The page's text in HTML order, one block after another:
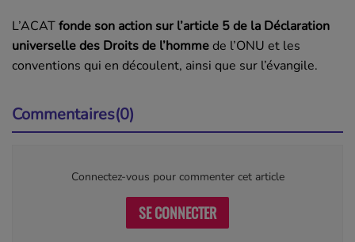
L’ACATfonde son action sur l’article 5 de la Déclaration
universelle des Droits de l’hommede l’ONU et les
conventions qui en découlent, ainsi que sur l’évangile.
Commentaires(0)
Connectez-vous pour commenter cet article
SE CONNECTER